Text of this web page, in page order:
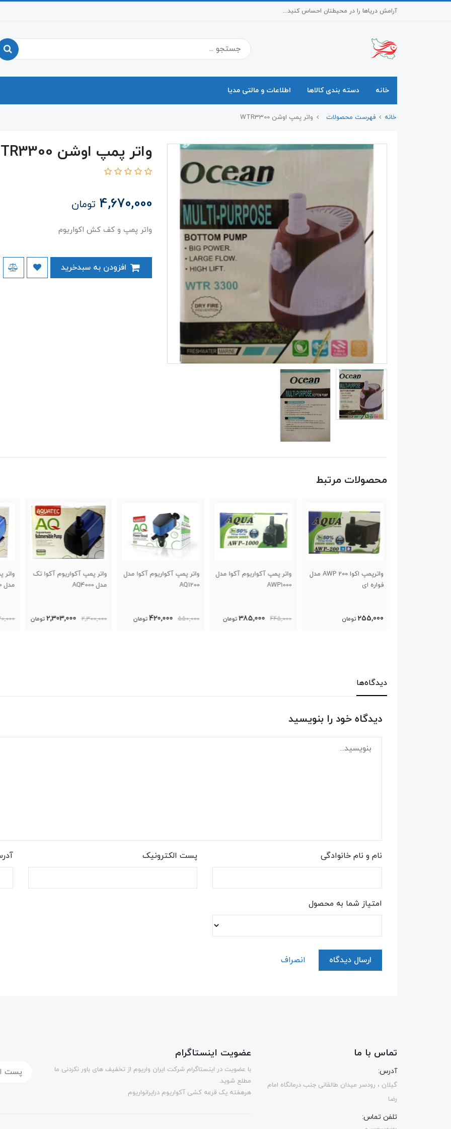
آرامش دریاها را در محیطتان احساس کنید...
خانه دسته بندی کالاها اطلاعات و مالتی مدیا
خانه فهرست محصولات واتر پمپ اوشن WTR3300
واتر پمپ اوشن WTR3300
4,670,000 تومان
واتر پمپ و کف کش اکواریوم
محصولات مرتبط
واتر پمپ آکواریوم آکوا مدل
AWP1000
445,000
385,000
واتر پمپ آکواریوم آکوا مدل
AQ1200
550,000
420,000 تومان
واتر پمپ آکواریوم آکوا تک
مدل AQ4000
2,300,000
2,303,000 تومان
واتر پمپ آکواریوم آکوا تک
مدل AQ3000
1,020,000
920,000 تومان
مدل AQ1000
دیدگاه‌ها
دیدگاه خود را بنویسید
نام و نام خانوادگی پست الکترونیک
امتیاز شما به محصول
ارسال دیدگاه انصراف
تماس با ما
آدرس:
گیلان ، رودسر میدان طالقانی جنب درمانگاه امام
رضا
تلفن تماس:
عضویت اینستاگرام
با عضویت در اینستاگرام شرکت ایران واریوم از تخفیف های باور نکردنی ما
مطلع شوید.
هرهفته یک قرعه کشی آکواریوم درایرانواریوم